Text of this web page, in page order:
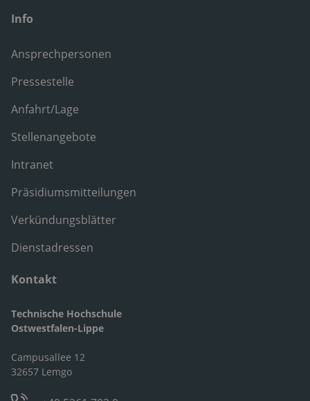
Info
Ansprechpersonen
Pressestelle
Anfahrt/Lage
Stellenangebote
Intranet
Präsidiumsmitteilungen
Verkündungsblätter
Dienstadressen
Kontakt
Technische Hochschule
Ostwestfalen-Lippe
Campusallee 12
32657 Lemgo